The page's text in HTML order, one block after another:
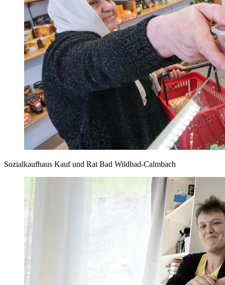
Sozialkaufhaus Kauf und Rat Bad Wildbad-Calmbach